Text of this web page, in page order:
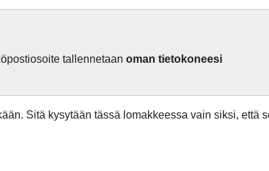
tallennetaanoman tietokoneesi
Sitä kysytään tässä lomakkeessa vain siksi, että